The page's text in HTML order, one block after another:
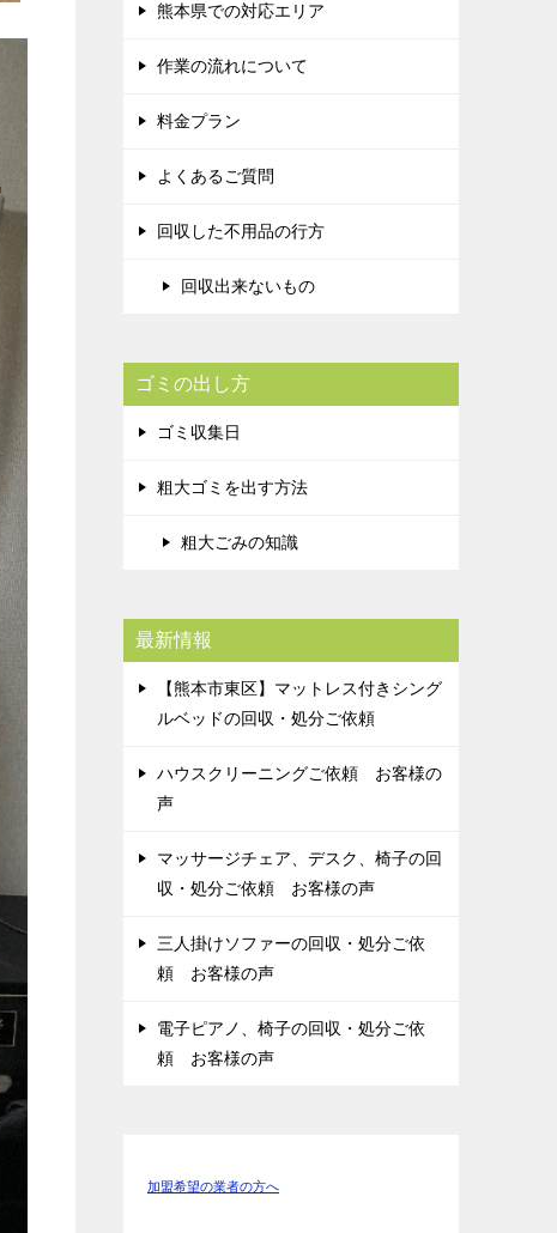
熊本県での対応エリア
作業の流れについて
料金プラン
よくあるご質問
回収した不用品の行方
回収出来ないもの
ゴミの出し方
ゴミ収集日
粗大ゴミを出す方法
粗大ごみの知識
最新情報
【熊本市東区】マットレス付きシング
ルベッドの回収・処分ご依頼
ハウスクリーニングご依頼 お客様の
声
マッサージチェア、デスク、椅子の回
収・処分ご依頼 お客様の声
三人掛けソファーの回収・処分ご依
頼 お客様の声
電子ピアノ、椅子の回収・処分ご依
頼 お客様の声
加盟希望の業者の方へ